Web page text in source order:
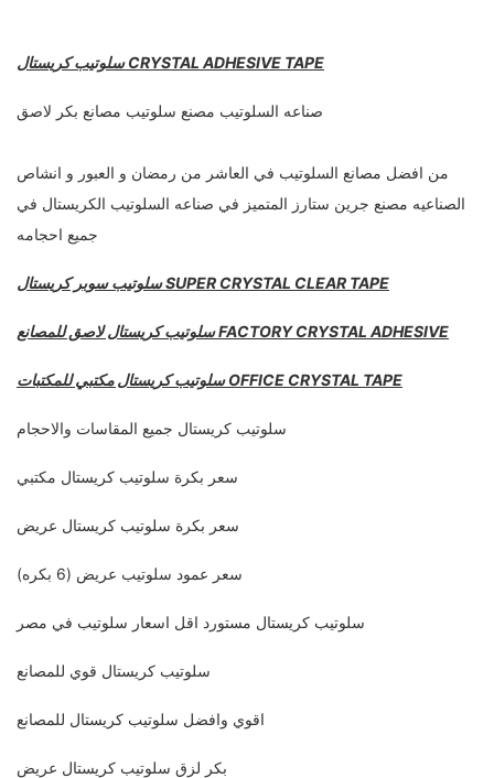
سلوتيب كريستال CRYSTAL ADHESIVE TAPE
صناعه السلوتيب مصنع سلوتيب مصانع بكر لاصق
من افضل مصانع السلوتيب في العاشر من رمضان و العبور و انشاص
الصناعيه مصنع جرين ستارز المتميز في صناعه السلوتيب الكريستال في
جميع احجامه
سلوتيب سوبر كريستال SUPER CRYSTAL CLEAR TAPE
سلوتيب كريستال لاصق للمصانع FACTORY CRYSTAL ADHESIVE
سلوتيب كريستال مكتبي للمكتبات OFFICE CRYSTAL TAPE
سلوتيب كريستال جميع المقاسات والاحجام
سعر بكرة سلوتيب كريستال مكتبي
سعر بكرة سلوتيب كريستال عريض
سعر عمود سلوتيب عريض (6 بكره)
سلوتيب كريستال مستورد اقل اسعار سلوتيب في مصر
سلوتيب كريستال قوي للمصانع
اقوي وافضل سلوتيب كريستال للمصانع
بكر لزق سلوتيب كريستال عريض